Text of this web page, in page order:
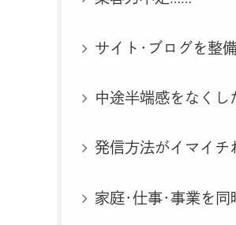
サイト･ブログを整
中途半端感をなくし
発信方法がイマイチ
家庭･仕事･事業を